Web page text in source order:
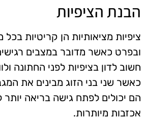
הבנת הציפיות
ציפיות מציאותיות הן קריטיות
ובפרט כאשר מדובר במצבים
חשוב לדון בציפיות לפני החתונה
כאשר שני בני הזוג מבינים את
הם יכולים לפתח גישה בריאה יותר
אכזבות מיותרות.